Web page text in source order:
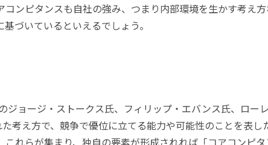
ンピタンスも自社の強み、つまり内部環境を生かす考え
づいているといえるでしょう。
ジョージ・ストークス氏、フィリップ・エバンス氏、ロー
考え方で、競争で優位に立てる能力や可能性のことを表し
これらが集まり、独自の要素が形成されれば「コアコンピタ